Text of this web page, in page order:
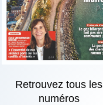
Retrouvez tous les
numéros